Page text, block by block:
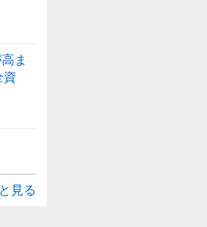
ま
資
見る